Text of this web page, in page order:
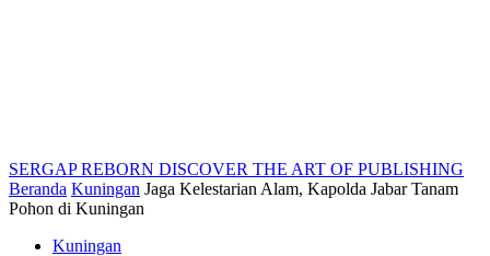
SERGAP REBORN DISCOVER THE ART OF PUBLISHING
Beranda Kuningan Jaga Kelestarian Alam, Kapolda Jabar Tanam
Pohon di Kuningan
Kuningan